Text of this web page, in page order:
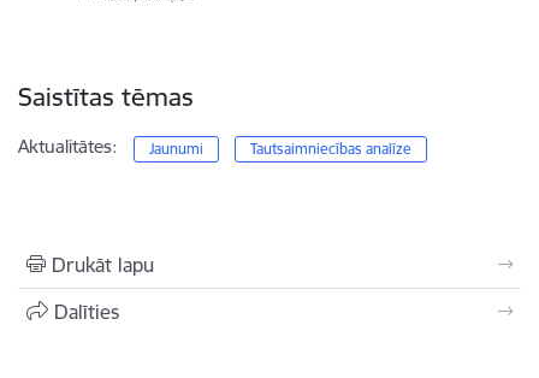
Saistītas tēmas
Aktualitātes: Jaunumi Tautsaimniecības analīze
Drukāt lapu
Dalīties